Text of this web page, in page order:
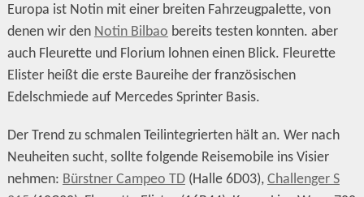
Europa ist Notin mit einer breiten Fahrzeugpalette, von
denen wir den Notin Bilbao bereits testen konnten. aber
auch Fleurette und Florium lohnen einen Blick. Fleurette
Elister heißt die erste Baureihe der französischen
Edelschmiede auf Mercedes Sprinter Basis.
Der Trend zu schmalen Teilintegrierten hält an. Wer nach
Neuheiten sucht, sollte folgende Reisemobile ins Visier
nehmen: Bürstner Campeo TD(Halle 6D03), Challenger S